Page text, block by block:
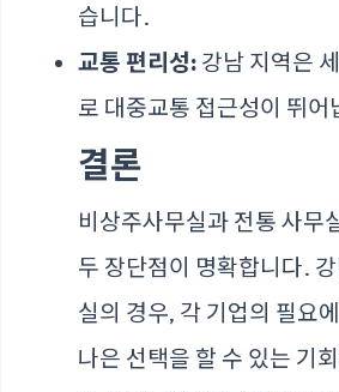
습니다.
교통 편리성: 강남 지역은
로 대중교통 접근성이 뛰어
결론
비상주사무실과 전통 사무
두 장단점이 명확합니다.
실의 경우, 각 기업의 필요
나은 선택을 할 수 있는 기